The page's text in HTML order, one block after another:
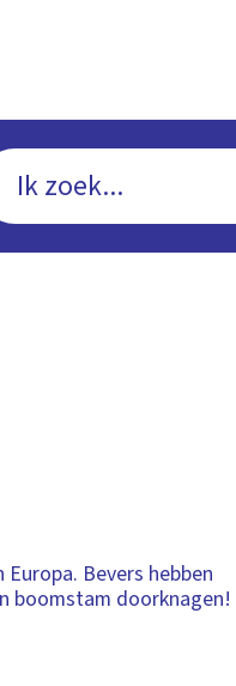
Bevers hebben
boomstam doorknagen!